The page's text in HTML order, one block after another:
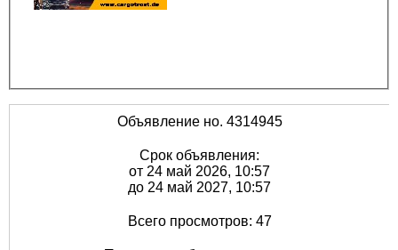
Объявление но. 4314945
Срок объявления:
от 24 май 2026, 10:57
до 24 май 2027, 10:57
Всего просмотров: 47